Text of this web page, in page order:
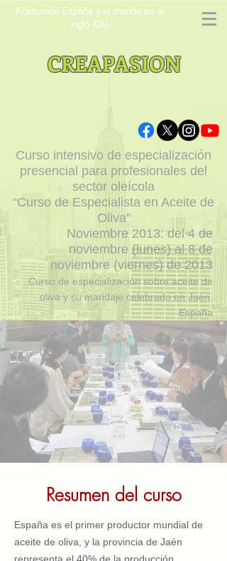
Acercando España y el mundo en el
siglo XXI
CREAPASION
Curso intensivo de especialización
presencial para profesionales del
sector oleícola
“Curso de Especialista en Aceite de
Oliva”
Noviembre 2013: del 4 de
noviembre (lunes) al 8 de
noviembre (viernes) de 2013
Curso de especialización sobre aceite de
oliva y su maridaje celebrado en Jaén,
España
Resumen del curso
España es el primer productor mundial de
aceite de oliva, y la provincia de Jaén